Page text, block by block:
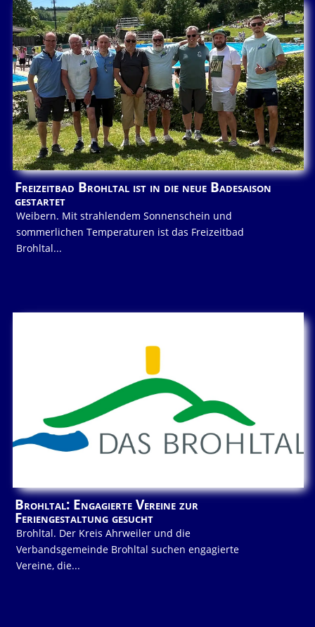
Freizeitbad Brohltal ist in die neue Badesaison
gestartet
Weibern. Mit strahlendem Sonnenschein und
sommerlichen Temperaturen ist das Freizeitbad
Brohltal...
Brohltal: Engagierte Vereine zur
Feriengestaltung gesucht
Brohltal. Der Kreis Ahrweiler und die
Verbandsgemeinde Brohltal suchen engagierte
Vereine, die...